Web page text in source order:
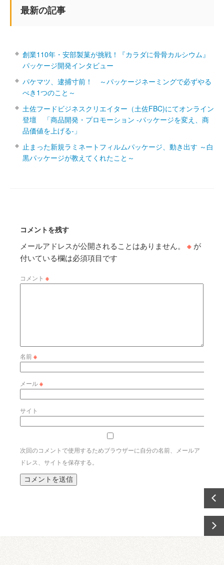
最新の記事
創業110年・安部製菓が挑戦！『カラダに骨骨カルシウム』
パッケージ開発インタビュー
パケマツ、逮捕寸前！ ～パッケージネーミングで必ずやる
べき1つのこと～
土佐フードビジネスクリエイター（土佐FBC)にてオンライン
登壇 「商品開発・プロモーション ‐パッケージを変え、商
品価値を上げる‐」
止まった新規ラミネートフィルムパッケージ、動き出す ～白
黒パッケージが教えてくれたこと～
コメントを残す
メールアドレスが公開されることはありません。 ※ が
付いている欄は必須項目です
コメント ※
名前※
メール※
サイト
次回のコメントで使用するためブラウザーに自分の名前、メールア
ドレス、サイトを保存する。